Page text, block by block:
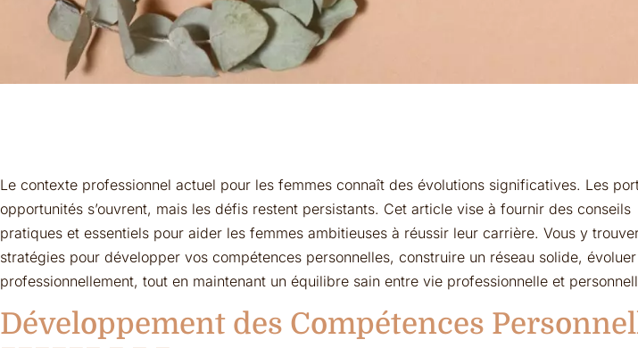
Le contexte professionnel actuel pour les femmes connaît des évolutions significatives. Les
opportunités s’ouvrent, mais les défis restent persistants. Cet article vise à fournir des conseils
pratiques et essentiels pour aider les femmes ambitieuses à réussir leur carrière. Vous y
stratégies pour développer vos compétences personnelles, construire un réseau solide, évoluer
professionnellement, tout en maintenant un équilibre sain entre vie professionnelle et
Développement des Compétences